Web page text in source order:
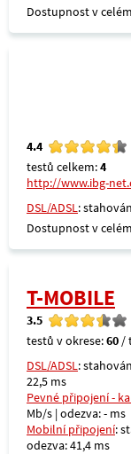
Dostupnost v
4.4
testů celkem:4
http://www.ibg-
DSL/ADSL:
Dostupnost v
T-MOBILE
3.5
testů v okrese:60 /
DSL/ADSL:
22,5 ms
Pevné připojení -
Mb/s | odezva: - ms
Mobilní připojení:
odezva: 41,4 ms